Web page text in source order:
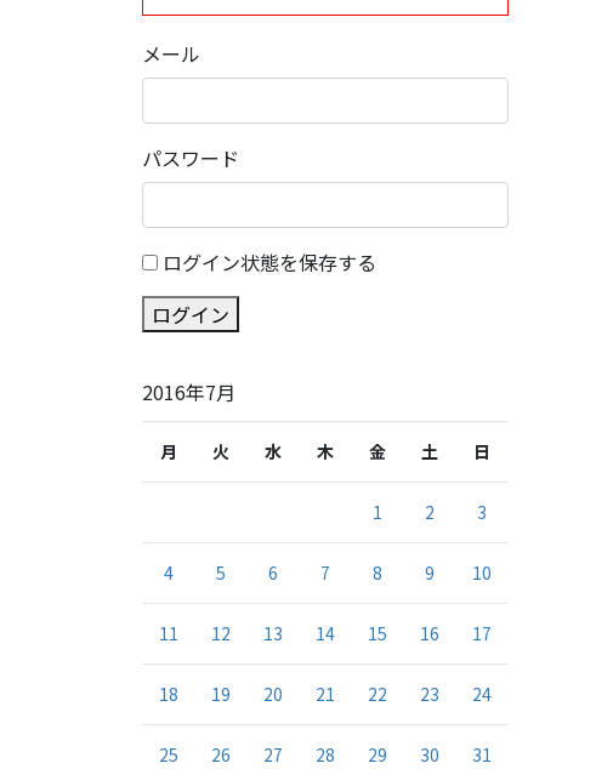
メール
パスワード
ログイン状態を保存する
ログイン
2016年7月
月 火 水 木 金 土 日
1 2 3
4 5 6 7 8 9 10
11 12 13 14 15 16 17
18 19 20 21 22 23 24
25 26 27 28 29 30 31